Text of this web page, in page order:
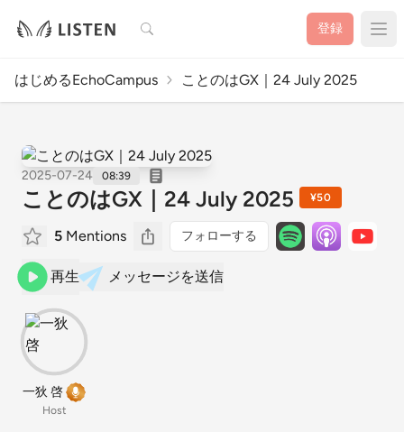
検索 登録
はじめるEchoCampus ことのはGX｜24 July 2025
2025-07-24 08:39
ことのはGX｜24 July 2025 ¥50
5 Mentions フォローする
再生 メッセージを送信
一狄 啓
Host